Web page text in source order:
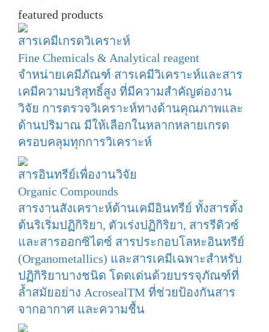
featured products
สารเคมีเกรดวิเคราะห์
Fine Chemicals & Analytical reagent
จำหน่ายเคมีภัณฑ์ สารเคมีวิเคราะห์และสาร
เคมีความบริสุทธิ์สูง ที่มีความสำคัญต่องาน
วิจัย การตรวจวิเคราะห์ทางด้านคุณภาพและ
ด้านปริมาณ มีให้เลือกในหลากหลายเกรด
ครอบคลุมทุกการวิเคราะห์
สารอินทรีย์เพื่องานวิจัย
Organic Compounds
สารงานสังเคราะห์ด้านเคมีอินทรีย์ ทั้งสารตั้ง
ต้นริเริ่มปฏิกิริยา, ตัวเร่งปฏิกิริยา, สารรีดิวซ์
และสารออกซิไดซ์ สารประกอบโลหะอินทรีย์
(Organometallics) และสารเคมีเฉพาะสำหรับ
ปฏิกิริยาบางชนิด โดดเด่นด้วยบรรจุภัณฑ์ที่
ล้ำสมัยอย่าง AcrosealTM ที่ช่วยป้องกันสาร
จากอากาศ และความชื้น